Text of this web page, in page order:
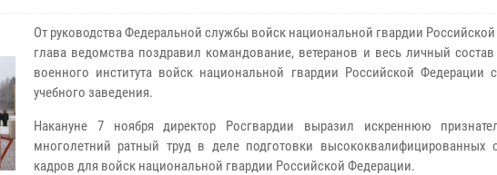
От руководства Федеральной службы войск национальной гвардии
глава ведомства поздравил командование, ветеранов и весь личный
военного института войск национальной гвардии Российской Федерации
учебного заведения.
Накануне 7 ноября директор Росгвардии выразил искреннюю
многолетний ратный труд в деле подготовки высококвалифицированных
кадров для войск национальной гвардии Российской Федерации.